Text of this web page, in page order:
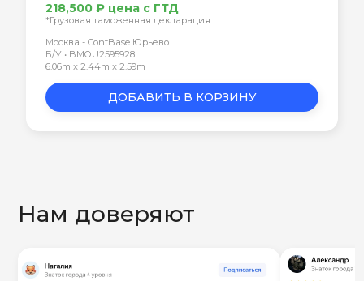
218,500 ₽ цена с ГТД
*Грузовая таможенная декларация
Москва - ContBase Юрьево
Б/У • BMOU2595928
6.06m x 2.44m x 2.59m
ДОБАВИТЬ В КОРЗИНУ
Нам доверяют